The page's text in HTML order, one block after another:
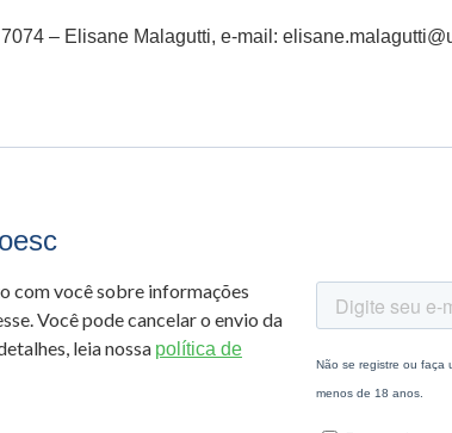
– Elisane Malagutti, e-mail:
com você sobre informações
Você pode cancelar o envio da
leia nossa política de